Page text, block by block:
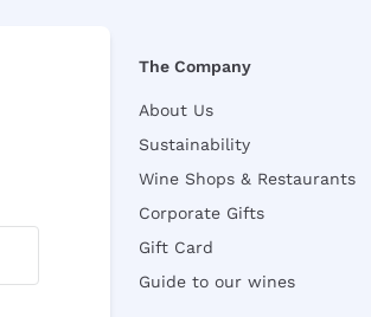
The Company
About Us
Sustainability
Wine Shops & Restaurants
Corporate Gifts
Gift Card
Guide to our wines